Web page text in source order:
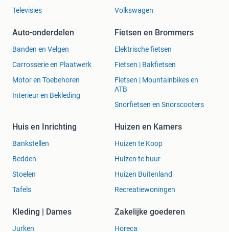
Televisies
Volkswagen
Auto-onderdelen
Banden en Velgen
Carrosserie en Plaatwerk
Motor en Toebehoren
Interieur en Bekleding
Fietsen en Brommers
Elektrische fietsen
Fietsen | Bakfietsen
Fietsen | Mountainbikes en
ATB
Snorfietsen en Snorscooters
Huis en Inrichting
Bankstellen
Bedden
Stoelen
Tafels
Huizen en Kamers
Huizen te Koop
Huizen te huur
Huizen Buitenland
Recreatiewoningen
Kleding | Dames
Jurken
Zakelijke goederen
Horeca